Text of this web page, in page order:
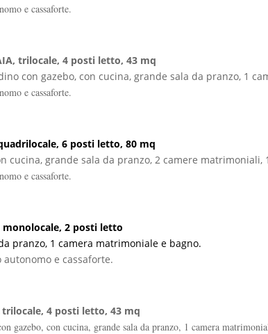
e cassaforte.
trilocale, 4 posti letto, 43 mq
con gazebo, con cucina, grande sala da pranzo, 1
e cassaforte.
6 posti letto, 80 mq
cucina, grande sala da pranzo, 2 camere
e cassaforte.
monolocale, 2 posti letto
pranzo, 1 camera matrimoniale e bagno.
e cassaforte.
trilocale, 4 posti letto, 43 mq
gazebo, con cucina, grande sala da pranzo, 1 camera